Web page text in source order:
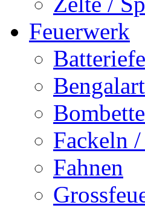
Feuerwerk
Fackeln
Fahnen